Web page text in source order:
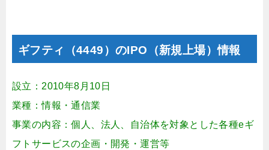
ギフティ（4449）のIPO（新規上場）情報
設立：2010年8月10日
業種：情報・通信業
事業の内容：個人、法人、自治体を対象とした各種eギ
フトサービスの企画・開発・運営等